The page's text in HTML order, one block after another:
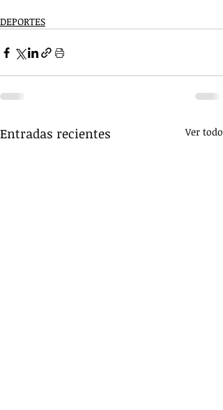
DEPORTES
Entradas recientes Ver todo